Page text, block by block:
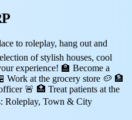
to roleplay, hang out and
of stylish houses, cool
experience! 🏫 Become a
Work at the grocery store 🥔 🏦
🚨 🏥 Treat patients at the
Roleplay, Town & City